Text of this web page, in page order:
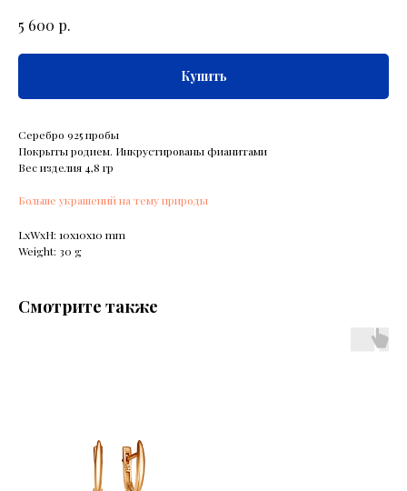
5 600 р.
Купить
Серебро 925 пробы
Покрыты родием. Инкрустированы фианитами
Вес изделия 4,8 гр
Больше украшений на тему природы
LxWxH: 10x10x10 mm
Weight: 30 g
Смотрите также